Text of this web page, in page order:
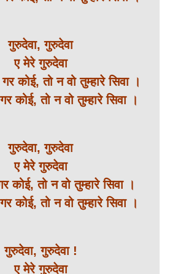
गुरुदेवा, गुरुदेवा
ए मेरे गुरुदेवा
कोई, तो न वो तुम्हारे सिवा ।
कोई, तो न वो तुम्हारे सिवा ।
गुरुदेवा, गुरुदेवा
ए मेरे गुरुदेवा
कोई, तो न वो तुम्हारे सिवा ।
कोई, तो न वो तुम्हारे सिवा ।
गुरुदेवा, गुरुदेवा !
ए मेरे गुरुदेवा